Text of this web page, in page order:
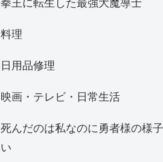
拳王に転生した最強大魔導士
料理
日用品修理
映画・テレビ・日常生活
死んだのは私なのに勇者様の様
い